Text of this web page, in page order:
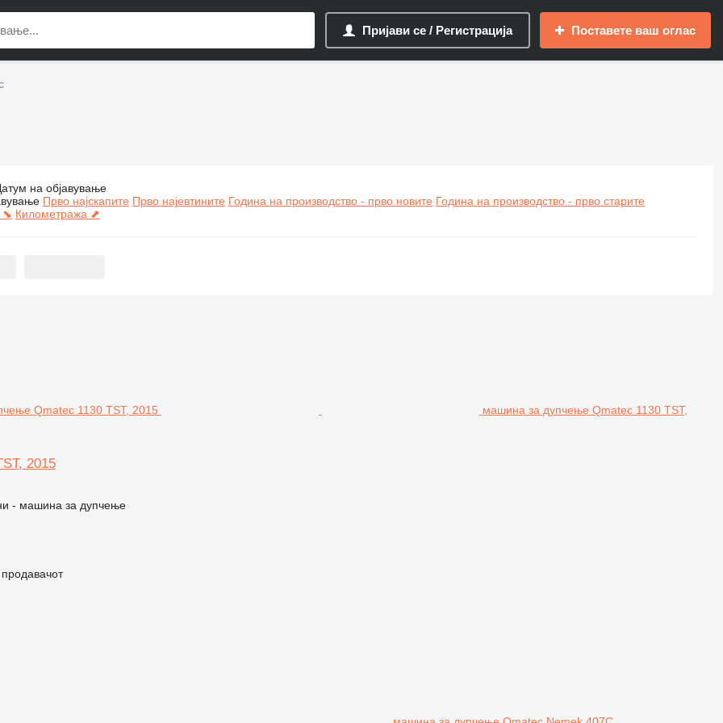
Пријави се / Регистрација Поставете ваш оглас
машини Qmatec
на објавување
Прво најскапите Прво најевтините Година на производство - прво новите Година на производство - прво старите
⬊ Километража ⬈
машина за дупчење Qmatec 1130 TST,
2015
- машина за дупчење
продавачот